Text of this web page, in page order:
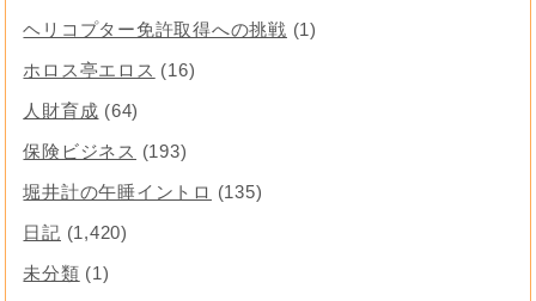
ヘリコプター免許取得への挑戦 (1)
ホロス亭エロス (16)
人財育成 (64)
保険ビジネス (193)
堀井計の午睡イントロ (135)
日記 (1,420)
未分類 (1)